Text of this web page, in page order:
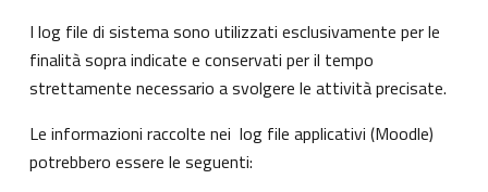
I log file di sistema sono utilizzati esclusivamente per le
finalità sopra indicate e conservati per il tempo
strettamente necessario a svolgere le attività precisate.
Le informazioni raccolte nei log file applicativi (Moodle)
potrebbero essere le seguenti: